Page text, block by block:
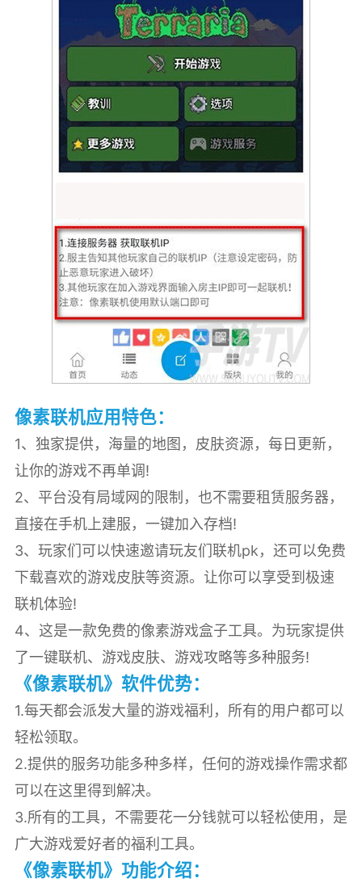
像素联机应用特色：
1、独家提供，海量的地图，皮肤资源，每日更新，
让你的游戏不再单调!
2、平台没有局域网的限制，也不需要租赁服务器，
直接在手机上建服，一键加入存档!
3、玩家们可以快速邀请玩友们联机pk，还可以免费
下载喜欢的游戏皮肤等资源。让你可以享受到极速
联机体验!
4、这是一款免费的像素游戏盒子工具。为玩家提供
了一键联机、游戏皮肤、游戏攻略等多种服务!
《像素联机》软件优势：
1.每天都会派发大量的游戏福利，所有的用户都可以
轻松领取。
2.提供的服务功能多种多样，任何的游戏操作需求都
可以在这里得到解决。
3.所有的工具，不需要花一分钱就可以轻松使用，是
广大游戏爱好者的福利工具。
《像素联机》功能介绍：